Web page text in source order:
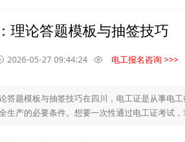
理论答题模板与抽签技巧
2026-05-27 09:44:24 电工报名咨询 >>>
答题模板与抽签技巧在四川，电工证是从事电
生产的必要条件。想要一次性通过电工证考试